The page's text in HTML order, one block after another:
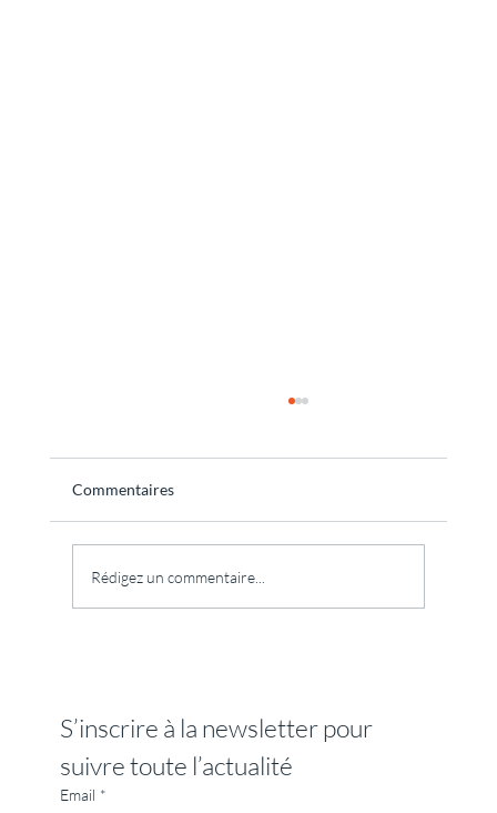
Commentaires
Rédigez un commentaire...
S’inscrire à la newsletter pour
suivre toute l’actualité
Email *